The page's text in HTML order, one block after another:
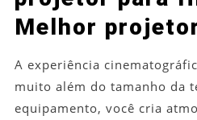
Melhor
A experiência
muito além do tamanho da
equipamento, você cria